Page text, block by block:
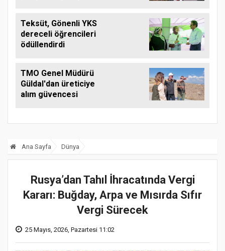
Teksüt, Gönenli YKS
dereceli öğrencileri
ödüllendirdi
TMO Genel Müdürü
Güldal'dan üreticiye
alım güvencesi
Ana Sayfa Dünya
Rusya’dan Tahıl İhracatında Vergi
Kararı: Buğday, Arpa ve Mısırda Sıfır
Vergi Sürecek
25 Mayıs, 2026, Pazartesi 11:02